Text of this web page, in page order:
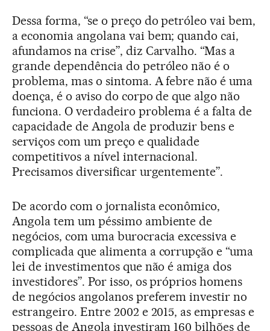
Dessa forma, “se o preço do petróleo vai bem,
a economia angolana vai bem; quando cai,
afundamos na crise”, diz Carvalho. “Mas a
grande dependência do petróleo não é o
problema, mas o sintoma. A febre não é uma
doença, é o aviso do corpo de que algo não
funciona. O verdadeiro problema é a falta de
capacidade de Angola de produzir bens e
serviços com um preço e qualidade
competitivos a nível internacional.
Precisamos diversificar urgentemente”.
De acordo com o jornalista econômico,
Angola tem um péssimo ambiente de
negócios, com uma burocracia excessiva e
complicada que alimenta a corrupção e “uma
lei de investimentos que não é amiga dos
investidores”. Por isso, os próprios homens
de negócios angolanos preferem investir no
estrangeiro. Entre 2002 e 2015, as empresas e
pessoas de Angola investiram 160 bilhões de